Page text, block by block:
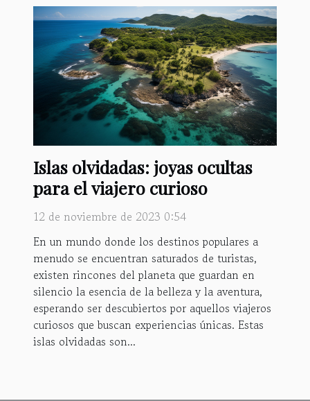
Islas olvidadas: joyas ocultas
para el viajero curioso
12 de noviembre de 2023 0:54
En un mundo donde los destinos populares a
menudo se encuentran saturados de turistas,
existen rincones del planeta que guardan en
silencio la esencia de la belleza y la aventura,
esperando ser descubiertos por aquellos viajeros
curiosos que buscan experiencias únicas. Estas
islas olvidadas son...